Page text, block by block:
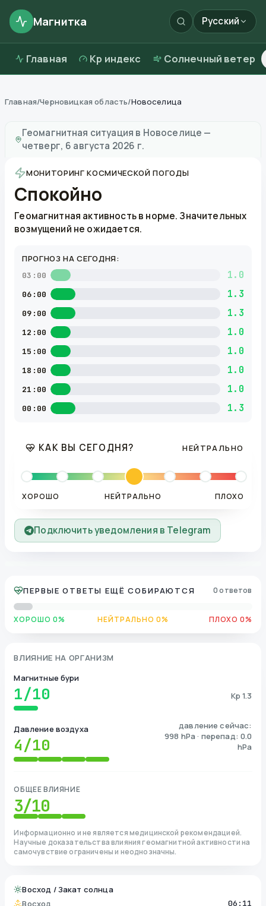
Магнитка Русский
Главная Kp индекс Солнечный ветер
Главная/Черновицкая область/Новоселица
Геомагнитная ситуация в Новоселице —
четверг, 6 августа 2026 г.
МОНИТОРИНГ КОСМИЧЕСКОЙ ПОГОДЫ
Спокойно
Геомагнитная активность в норме. Значительных
возмущений не ожидается.
ПРОГНОЗ НА СЕГОДНЯ:
03:00 1.0
06:00 1.3
09:00 1.3
12:00 1.0
15:00 1.0
18:00 1.0
21:00 1.0
00:00 1.3
КАК ВЫ СЕГОДНЯ? НЕЙТРАЛЬНО
ХОРОШО НЕЙТРАЛЬНО ПЛОХО
Подключить уведомления в Telegram
ПЕРВЫЕ ОТВЕТЫ ЕЩЁ СОБИРАЮТСЯ 0 ответов
ХОРОШО 0% НЕЙТРАЛЬНО 0% ПЛОХО 0%
ВЛИЯНИЕ НА ОРГАНИЗМ
Магнитные бури
1/10 Kp 1.3
Давление воздуха
4/10
давление сейчас:
998 hPa · перепад: 0.0
hPa
ОБЩЕЕ ВЛИЯНИЕ
3/10
Информационно и не является медицинской рекомендацией.
Научные доказательства влияния геомагнитной активности на
самочувствие ограничены и неоднозначны.
Восход / Закат солнца
Восход
06:11